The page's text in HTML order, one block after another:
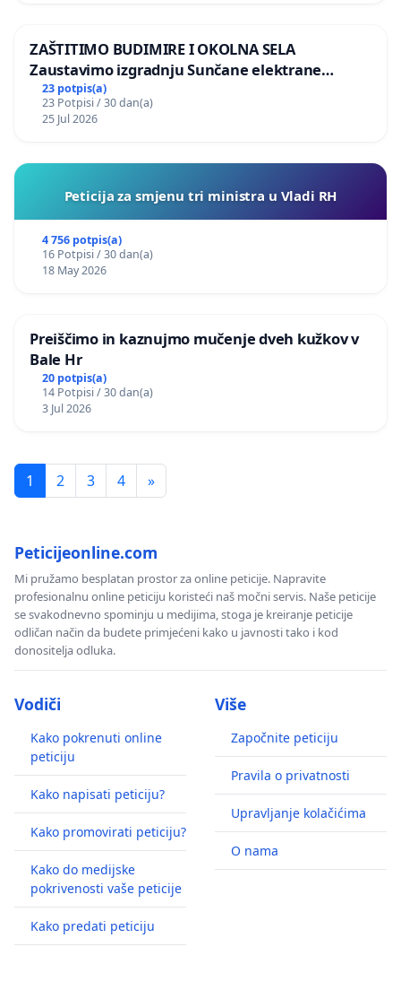
ZAŠTITIMO BUDIMIRE I OKOLNA SELA
Zaustavimo izgradnju Sunčane elektrane
Vedrine na području Ugljana
23 potpis(a)
23 Potpisi / 30 dan(a)
25 Jul 2026
Peticija za smjenu tri ministra u Vladi RH
4 756 potpis(a)
16 Potpisi / 30 dan(a)
18 May 2026
Preiščimo in kaznujmo mučenje dveh kužkov v
Bale Hr
20 potpis(a)
14 Potpisi / 30 dan(a)
3 Jul 2026
1 2 3 4 »
Peticijeonline.com
Mi pružamo besplatan prostor za online peticije. Napravite
profesionalnu online peticiju koristeći naš močni servis. Naše peticije
se svakodnevno spominju u medijima, stoga je kreiranje peticije
odličan način da budete primjećeni kako u javnosti tako i kod
donositelja odluka.
Vodiči
Kako pokrenuti online
peticiju
Kako napisati peticiju?
Kako promovirati peticiju?
Kako do medijske
pokrivenosti vaše peticije
Kako predati peticiju
Više
Započnite peticiju
Pravila o privatnosti
Upravljanje kolačićima
O nama